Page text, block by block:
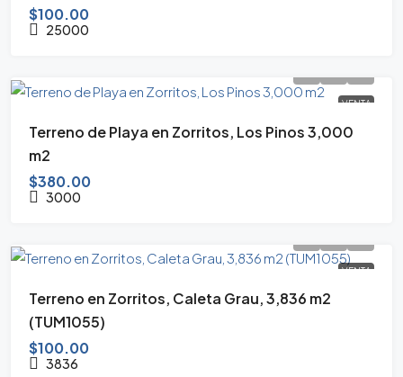
$100.00
25000
VENTA
Terreno de Playa en Zorritos, Los Pinos 3,000
m2
$380.00
3000
VENTA
Terreno en Zorritos, Caleta Grau, 3,836 m2
(TUM1055)
$100.00
3836